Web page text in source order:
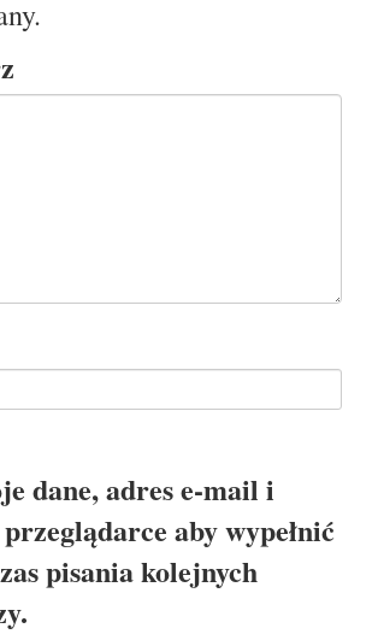
dane, adres e-mail i
aby wypełnić
pisania kolejnych